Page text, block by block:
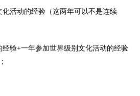
化活动的经验（这两年可以不是连续
经验+一年参加世界级别文化活动的经验